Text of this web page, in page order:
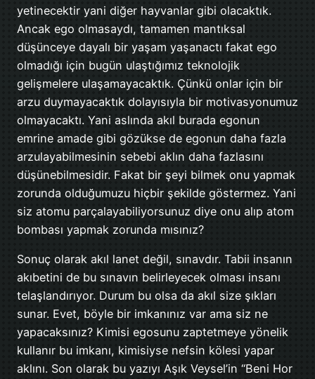
yetinecektir yani diğer hayvanlar gibi olacaktık.
Ancak ego olmasaydı, tamamen mantıksal
düşünceye dayalı bir yaşam yaşanactı fakat ego
olmadığı için bugün ulaştığımız teknolojik
gelişmelere ulaşamayacaktık. Çünkü onlar için bir
arzu duymayacaktık dolayısıyla bir motivasyonumuz
olmayacaktı. Yani aslında akıl burada egonun
emrine amade gibi gözükse de egonun daha fazla
arzulayabilmesinin sebebi aklın daha fazlasını
düşünebilmesidir. Fakat bir şeyi bilmek onu yapmak
zorunda olduğumuzu hiçbir şekilde göstermez. Yani
siz atomu parçalayabiliyorsunuz diye onu alıp atom
bombası yapmak zorunda mısınız?
Sonuç olarak akıl lanet değil, sınavdır. Tabii insanın
akıbetini de bu sınavın belirleyecek olması insanı
telaşlandırıyor. Durum bu olsa da akıl size şıkları
sunar. Evet, böyle bir imkanınız var ama siz ne
yapacaksınız? Kimisi egosunu zaptetmeye yönelik
kullanır bu imkanı, kimisiyse nefsin kölesi yapar
aklını. Son olarak bu yazıyı Aşık Veysel’in “Beni Hor